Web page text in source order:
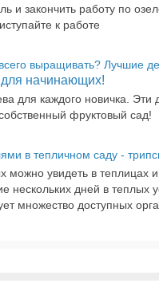
и закончить работу по
к работе
начинающих!
для каждого новичка. Эти
фруктовый сад!
можно увидеть в
нескольких дней в
множество доступных